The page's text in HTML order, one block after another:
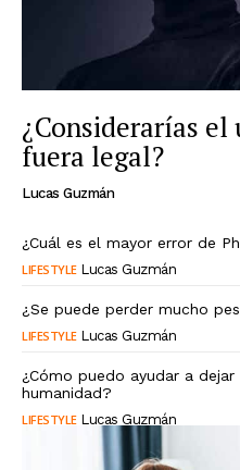
¿Considerarías el
fuera legal?
Lucas Guzmán
¿Cuál es el mayor error de
LIFESTYLE Lucas Guzmán
¿Se puede perder mucho
LIFESTYLE Lucas Guzmán
¿Cómo puedo ayudar a
humanidad?
LIFESTYLE Lucas Guzmán